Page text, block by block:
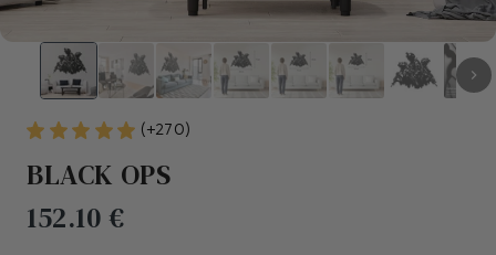
(+270)
BLACK OPS
152.10 €